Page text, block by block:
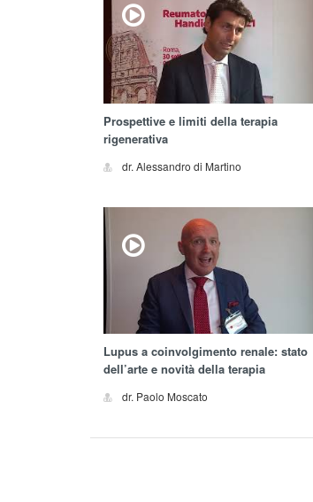
Prospettive e limiti della terapia
rigenerativa
dr. Alessandro di Martino
Lupus a coinvolgimento renale: stato
dell’arte e novità della terapia
dr. Paolo Moscato